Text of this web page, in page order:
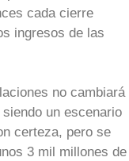
cada cierre
ingresos de las
no cambiará
un escenario
certeza, pero se
3 mil millones de